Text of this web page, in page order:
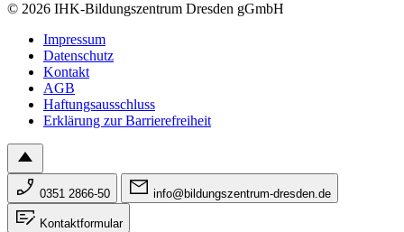
© 2026 IHK-Bildungszentrum Dresden gGmbH
Impressum
Datenschutz
Kontakt
AGB
Haftungsausschluss
Erklärung zur Barrierefreiheit
0351 2866-50 info@bildungszentrum-dresden.de
Kontaktformular